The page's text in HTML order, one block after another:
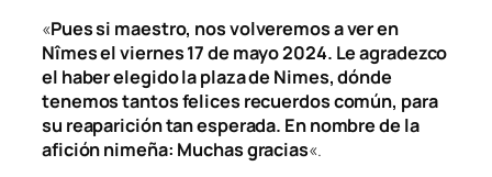
«Pues si maestro, nos volveremos a ver en
Nîmes el viernes 17 de mayo 2024. Le agradezco
el haber elegido la plaza de Nimes, dónde
tenemos tantos felices recuerdos común, para
su reaparición tan esperada. En nombre de la
afición nimeña: Muchas gracias«.